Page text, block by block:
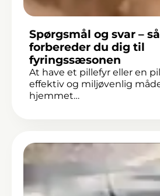
Spørgsmål og svar –
forbereder du dig til
fyringssæsonen
At have et pillefyr eller en
effektiv og miljøvenlig
hjemmet…